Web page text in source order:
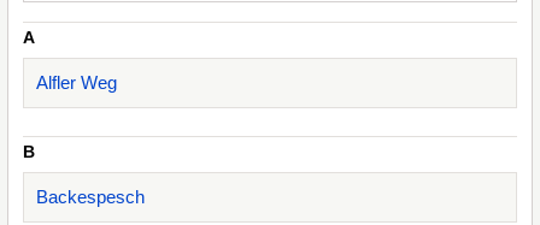
A
Alfler Weg
B
Backespesch